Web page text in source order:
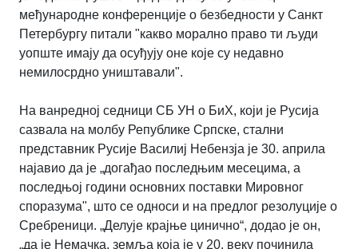
међународне конференције о безбедности у Санкт
Петербургу питали "какво морално право ти људи
уопште имају да осуђују оне које су недавно
немилосрдно уништавали".
На ванредној седници СБ УН о БиХ, који је Русија
сазвала на молбу Републике Српске, стални
представник Русије Василиј Небензја је 30. априла
најавио да је „догађао последњим месецима, а
последњој години основних поставки Мировног
споразума", што се односи и на предлог резолуције о
Сребреници. „Делује крајње цинично“, додао је он,
„да је Немачка, земља која је у 20. веку починила